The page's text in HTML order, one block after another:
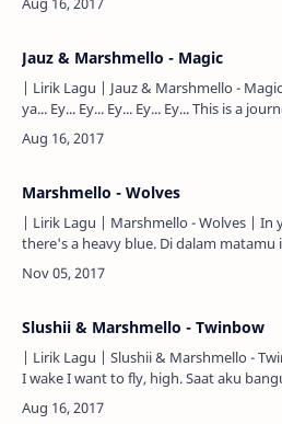
Jauz & Marshmello - Magic
| Lirik Lagu | Jauz & Marshmello - Magic |
ya... Ey... Ey... Ey... Ey... Ey... This is a journey into
sound. Ini adalah sebuah perjalanan
Marshmello - Wolves
| Lirik Lagu | Marshmello - Wolves | In your eyes,
there's a heavy blue. Di dalam matamu
kesedihan yang berat. One to love, and
Salah satuny…
Slushii & Marshmello - Twinbow
| Lirik Lagu | Slushii & Marshmello -
I wake I want to fly, high. Saat aku
terbang, tinggi. Higher, and higher, and